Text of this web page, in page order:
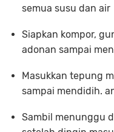
semua susu dan air
Siapkan kompor,
adonan sampai
Masukkan tepung
sampai mendidih.
Sambil menunggu